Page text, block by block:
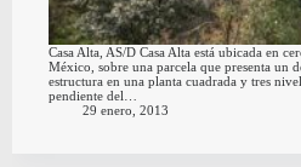
Casa Alta, AS/D Casa Alta está ubicada en
México, sobre una parcela que presenta un
estructura en una planta cuadrada y tres
pendiente del…
29 enero, 2013